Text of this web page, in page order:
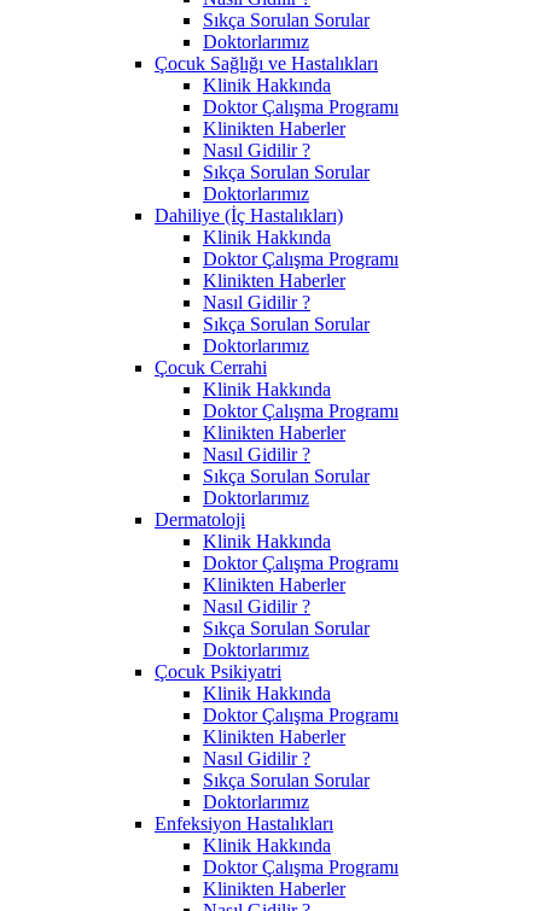
Sıkça Sorulan Sorular
Doktorlarımız
Çocuk Sağlığı ve Hastalıkları
Klinik Hakkında
Doktor Çalışma Programı
Klinikten Haberler
Nasıl Gidilir ?
Sıkça Sorulan Sorular
Doktorlarımız
Dahiliye (İç Hastalıkları)
Klinik Hakkında
Doktor Çalışma Programı
Klinikten Haberler
Nasıl Gidilir ?
Sıkça Sorulan Sorular
Doktorlarımız
Çocuk Cerrahi
Klinik Hakkında
Doktor Çalışma Programı
Klinikten Haberler
Nasıl Gidilir ?
Sıkça Sorulan Sorular
Doktorlarımız
Dermatoloji
Klinik Hakkında
Doktor Çalışma Programı
Klinikten Haberler
Nasıl Gidilir ?
Sıkça Sorulan Sorular
Doktorlarımız
Çocuk Psikiyatri
Klinik Hakkında
Doktor Çalışma Programı
Klinikten Haberler
Nasıl Gidilir ?
Sıkça Sorulan Sorular
Doktorlarımız
Enfeksiyon Hastalıkları
Klinik Hakkında
Doktor Çalışma Programı
Klinikten Haberler